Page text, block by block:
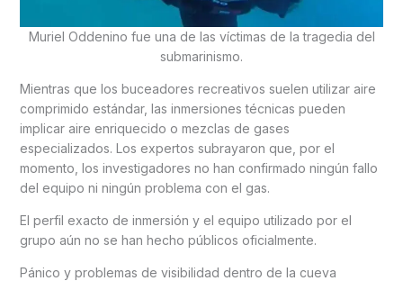
Muriel Oddenino fue una de las víctimas de la tragedia del
submarinismo.
Mientras que los buceadores recreativos suelen utilizar aire
comprimido estándar, las inmersiones técnicas pueden
implicar aire enriquecido o mezclas de gases
especializados. Los expertos subrayaron que, por el
momento, los investigadores no han confirmado ningún fallo
del equipo ni ningún problema con el gas.
El perfil exacto de inmersión y el equipo utilizado por el
grupo aún no se han hecho públicos oficialmente.
Pánico y problemas de visibilidad dentro de la cueva